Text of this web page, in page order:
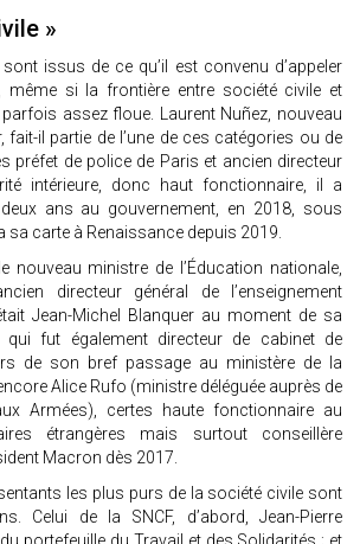
»
issus de ce qu’il est convenu d’appeler
même si la frontière entre société civile et
assez floue. Laurent Nuñez, nouveau
fait-il partie de l’une de ces catégories ou de
préfet de police de Paris et ancien directeur
intérieure, donc haut fonctionnaire, il a
ans au gouvernement, en 2018, sous
sa carte à Renaissance depuis 2019.
nouveau ministre de l’Éducation nationale,
directeur général de l’enseignement
Jean-Michel Blanquer au moment de sa
fut également directeur de cabinet de
de son bref passage au ministère de la
Alice Rufo (ministre déléguée auprès de
Armées), certes haute fonctionnaire au
étrangères mais surtout conseillère
Macron dès 2017.
les plus purs de la société civile sont
Celui de la SNCF, d’abord, Jean-Pierre